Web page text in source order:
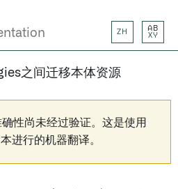
ZH
AB
XY
之间迁移本体资源
性尚未经过验证。这是使用
进行的机器翻译。